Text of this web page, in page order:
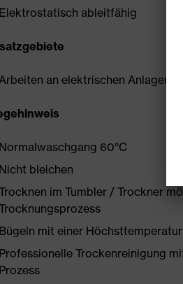
Elektrostatisch ableitfähig
Arbeiten an elektrischen Anlagen,
Normalwaschgang 60°C
Nicht bleichen
im Tumbler / Trockner
Bügeln mit einer
Professionelle Trockenreinigung
Prozess